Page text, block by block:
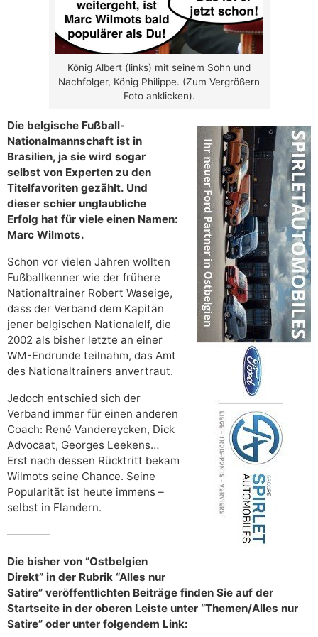
König Albert (links) mit seinem Sohn und
Nachfolger, König Philippe. (Zum Vergrößern
Foto anklicken).
Die belgische Fußball-
Nationalmannschaft ist in
Brasilien, ja sie wird sogar
selbst von Experten zu den
Titelfavoriten gezählt. Und
dieser schier unglaubliche
Erfolg hat für viele einen Namen:
Marc Wilmots.
Schon vor vielen Jahren wollten
Fußballkenner wie der frühere
Nationaltrainer Robert Waseige,
dass der Verband dem Kapitän
jener belgischen Nationalelf, die
2002 als bisher letzte an einer
WM-Endrunde teilnahm, das Amt
des Nationaltrainers anvertraut.
Jedoch entschied sich der
Verband immer für einen anderen
Coach: René Vandereycken, Dick
Advocaat, Georges Leekens…
Erst nach dessen Rücktritt bekam
Wilmots seine Chance. Seine
Popularität ist heute immens –
selbst in Flandern.
————
Die bisher von “Ostbelgien
Direkt” in der Rubrik “Alles nur
Satire” veröffentlichten Beiträge finden Sie auf der
Startseite in der oberen Leiste unter “Themen/Alles nur
Satire” oder unter folgendem Link: